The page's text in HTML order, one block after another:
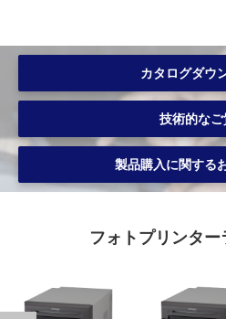
カタログダウ
技術的なご
製品購入に関する
フォトプリンター